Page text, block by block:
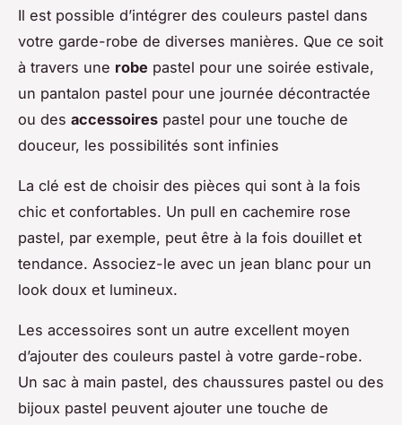
Il est possible d’intégrer des couleurs pastel dans
votre garde-robe de diverses manières. Que ce soit
à travers une robe pastel pour une soirée estivale,
un pantalon pastel pour une journée décontractée
ou des accessoires pastel pour une touche de
douceur, les possibilités sont infinies
La clé est de choisir des pièces qui sont à la fois
chic et confortables. Un pull en cachemire rose
pastel, par exemple, peut être à la fois douillet et
tendance. Associez-le avec un jean blanc pour un
look doux et lumineux.
Les accessoires sont un autre excellent moyen
d’ajouter des couleurs pastel à votre garde-robe.
Un sac à main pastel, des chaussures pastel ou des
bijoux pastel peuvent ajouter une touche de